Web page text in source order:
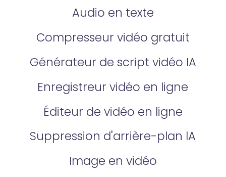
Audio en texte
Compresseur vidéo gratuit
Générateur de script vidéo IA
Enregistreur vidéo en ligne
Éditeur de vidéo en ligne
Suppression d'arrière-plan lA
Image en vidéo